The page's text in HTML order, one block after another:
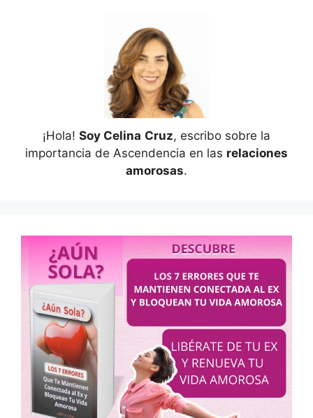
¡Hola! Soy Celina Cruz, escribo sobre la
importancia de Ascendencia en las relaciones
amorosas.